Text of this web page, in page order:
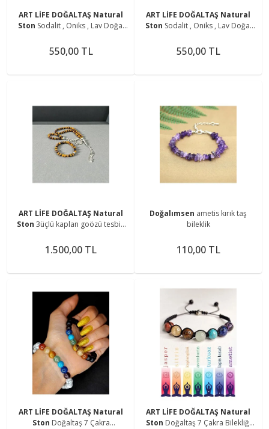
ART LİFE DOĞALTAŞ Natural
Ston Sodalit , Oniks , Lav Doğal
Düşünme Ve Problem Çözme )
8Mm
550,00 TL
ART LİFE DOĞALTAŞ Natural
Ston Sodalit , Oniks , Lav Doğal
Düşünme Ve Problem Çözme )
8Mm
550,00 TL
ART LİFE DOĞALTAŞ Natural
Ston 3üçlü kaplan goözü tesbih
1.500,00 TL
Doğalımsen ametis kırık taş
bileklik
110,00 TL
ART LİFE DOĞALTAŞ Natural
Ston Doğaltaş 7 Çakra
ART LİFE DOĞALTAŞ Natural
Ston Doğaltaş 7 Çakra Bilekliği